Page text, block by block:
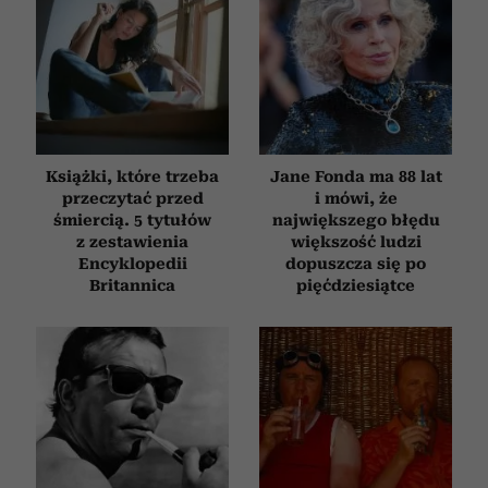
Książki, które trzeba
przeczytać przed
śmiercią. 5 tytułów
z zestawienia
Encyklopedii
Britannica
Jane Fonda ma 88 lat
i mówi, że
największego błędu
większość ludzi
dopuszcza się po
pięćdziesiątce